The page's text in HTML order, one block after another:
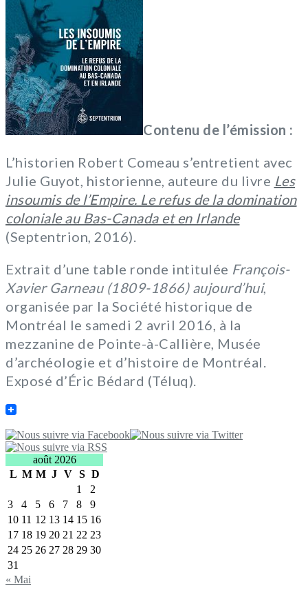
Contenu de l’émission :
L’historien Robert Comeau s’entretient avec
Julie Guyot, historienne, auteure du livre Les
insoumis de l’Empire. Le refus de la domination
coloniale au Bas-Canada et en Irlande
(Septentrion, 2016).
Extrait d’une table ronde intitulée François-
Xavier Garneau (1809-1866) aujourd’hui,
organisée par la Société historique de
Montréal le samedi 2 avril 2016, à la
mezzanine de Pointe-à-Callière, Musée
d’archéologie et d’histoire de Montréal.
Exposé d’Éric Bédard (Téluq).
août 2026
L M M J V S D
1
2
3
4 5 6 7 8
9
10 11 12 13 14 15 16
17 18 19 20 21 22 23
24 25 26 27 28 29 30
31
« Mai